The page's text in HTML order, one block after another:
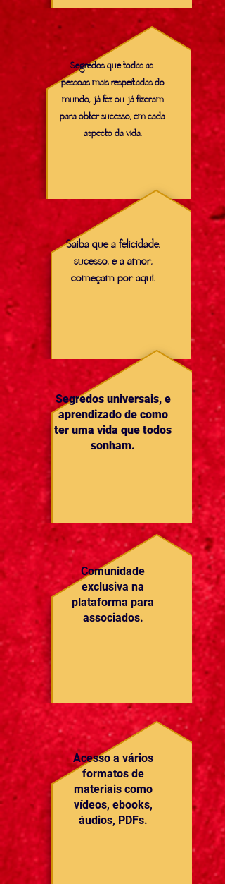
Segredos que todas as
pessoas mais respeitadas do
mundo, já fez ou já fizeram
para obter sucesso, em cada
aspecto da vida.
Saiba que a felicidade,
sucesso, e a amor,
começam por aqui.
Segredos universais, e
aprendizado de como
ter uma vida que todos
sonham.
Comunidade
exclusiva na
plataforma para
associados.
Acesso a vários
formatos de
materiais como
vídeos, ebooks,
áudios, PDFs.